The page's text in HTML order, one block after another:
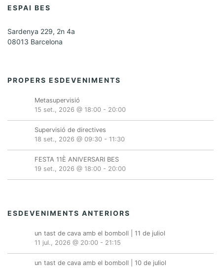
ESPAI BES
Sardenya 229, 2n 4a
08013 Barcelona
PROPERS ESDEVENIMENTS
Metasupervisió
15 set., 2026 @ 18:00 - 20:00
Supervisió de directives
18 set., 2026 @ 09:30 - 11:30
FESTA 11È ANIVERSARI BES
19 set., 2026 @ 18:00 - 20:00
ESDEVENIMENTS ANTERIORS
un tast de cava amb el bomboll | 11 de juliol
11 jul., 2026 @ 20:00 - 21:15
un tast de cava amb el bomboll | 10 de juliol